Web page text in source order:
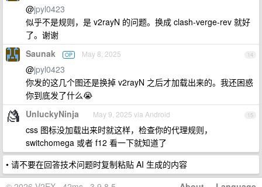
@jpyl0423
似乎不是规则，是 v2rayN 的问题。换成 clash-verge-rev 就好
了。谢谢
14
Saunak OP May 8, 2025
@jpyl0423
你发的这几个图还是换掉 v2rayN 之后才加载出来的。我还困惑
你到底发了什么😭
15
UnluckyNinja May 9, 2025 via Android
css 图标没加载出来时就这样，检查你的代理规则，
switchomega 或者 f12 看一下就知道了
• 请不要在回答技术问题时复制粘贴 AI 生成的内容